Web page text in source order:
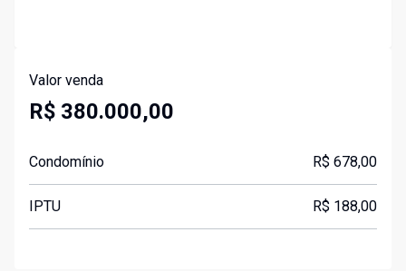
Valor venda
R$ 380.000,00
Condomínio R$ 678,00
IPTU R$ 188,00